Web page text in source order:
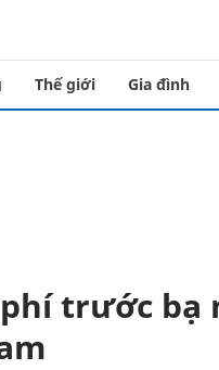
Thế giới Gia đình
trước bạ